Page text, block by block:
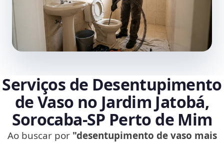
Serviços de Desentupimento
de Vaso no Jardim Jatobá,
Sorocaba‑SP Perto de Mim
Ao buscar por "desentupimento de vaso mais